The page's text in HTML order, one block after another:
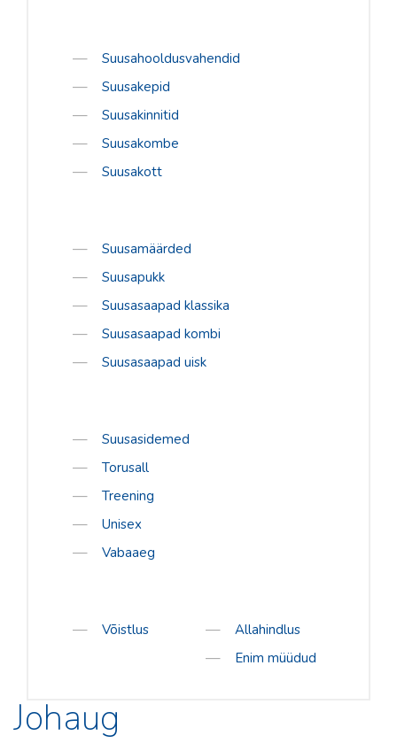
Suusahooldusvahendid
Suusakepid
Suusakinnitid
Suusakombe
Suusakott
Suusamäärded
Suusapukk
Suusasaapad klassika
Suusasaapad kombi
Suusasaapad uisk
Suusasidemed
Torusall
Treening
Unisex
Vabaaeg
Võistlus
Allahindlus
Enim müüdud
Johaug